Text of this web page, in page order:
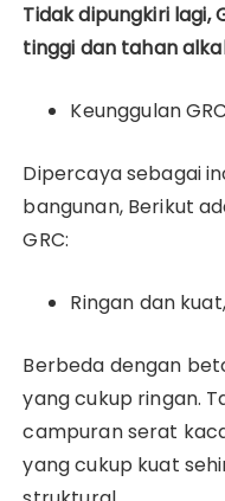
Tidak dipungkiri lagi,
tinggi dan tahan
Keunggulan GRC
Dipercaya sebagai
bangunan, Berikut
GRC:
Ringan dan kuat,
Berbeda dengan
yang cukup ringan.
campuran serat
yang cukup kuat